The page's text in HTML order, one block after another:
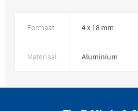
Formaat 4 x 18 mm
Materiaal Aluminium